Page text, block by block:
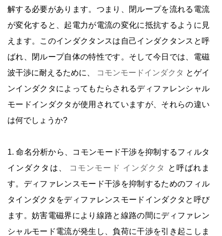
解する必要があります。つまり、閉ループを流れる電流
が変化すると、起電力が電流の変化に抵抗するように見
えます。このインダクタンスは自己インダクタンスと呼
ばれ、閉ループ自体の特性です。そして今日では、電磁
波干渉に耐えるために、
コモンモードインダクタ とゲイ
ンインダクタによってもたらされるディファレンシャル
モードインダクタが使用されていますが、それらの違い
は何でしょうか?
1. 命名分析から、コモンモード干渉を抑制するフィルタ
インダクタは、
コモンモード インダクタ
と呼ばれま
す。ディファレンスモード干渉を抑制するためのフィル
タインダクタをディファレンスモードインダクタと呼び
ます。妨害電磁界により線路と線路の間にディファレン
シャルモード電流が発生し、負荷に干渉を引き起こしま